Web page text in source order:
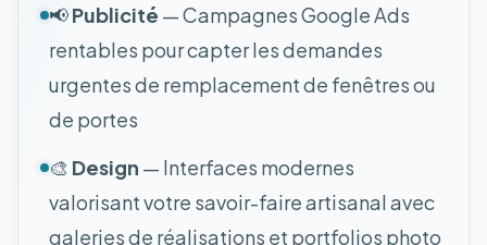
📢Publicité — Campagnes Google Ads
rentables pour capter les demandes
urgentes de remplacement de fenêtres ou
de portes
🎨 Design — Interfaces modernes
valorisant votre savoir-faire artisanal avec
galeries de réalisations et portfolios photo